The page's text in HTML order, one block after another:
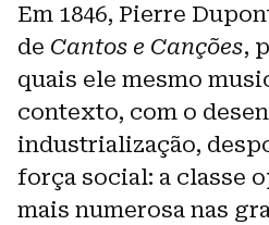
Em 1846, Pierre
de Cantos e Canções,
quais ele mesmo
contexto, com o
industrialização,
força social: a classe
mais numerosa nas